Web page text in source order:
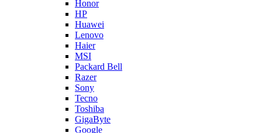
Honor
HP
Huawei
Lenovo
Haier
MSI
Packard Bell
Razer
Sony
Tecno
Toshiba
GigaByte
Google